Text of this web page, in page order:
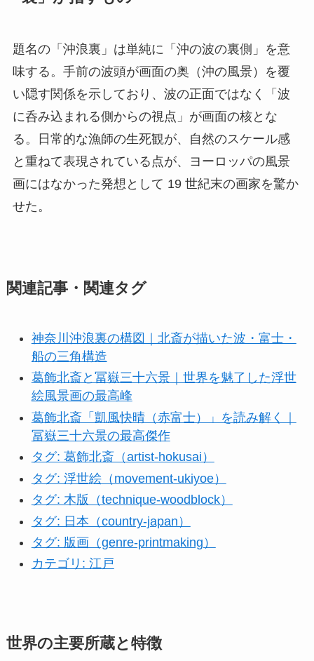
題名の「沖浪裏」は単純に「沖の波の裏側」を意
味する。手前の波頭が画面の奥（沖の風景）を覆
い隠す関係を示しており、波の正面ではなく「波
に呑み込まれる側からの視点」が画面の核とな
る。日常的な漁師の生死観が、自然のスケール感
と重ねて表現されている点が、ヨーロッパの風景
画にはなかった発想として 19 世紀末の画家を驚か
せた。
関連記事・関連タグ
神奈川沖浪裏の構図｜北斎が描いた波・富士・
船の三角構造
葛飾北斎と冨嶽三十六景｜世界を魅了した浮世
絵風景画の最高峰
葛飾北斎「凱風快晴（赤富士）」を読み解く｜
冨嶽三十六景の最高傑作
タグ: 葛飾北斎（artist-hokusai）
タグ: 浮世絵（movement-ukiyoe）
タグ: 木版（technique-woodblock）
タグ: 日本（country-japan）
タグ: 版画（genre-printmaking）
カテゴリ: 江戸
世界の主要所蔵と特徴